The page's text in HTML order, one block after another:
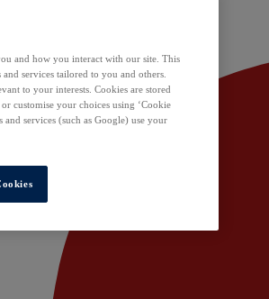
and how you interact with our site. This
services tailored to you and others.
to your interests. Cookies are stored
customise your choices using ‘Cookie
services (such as Google) use your